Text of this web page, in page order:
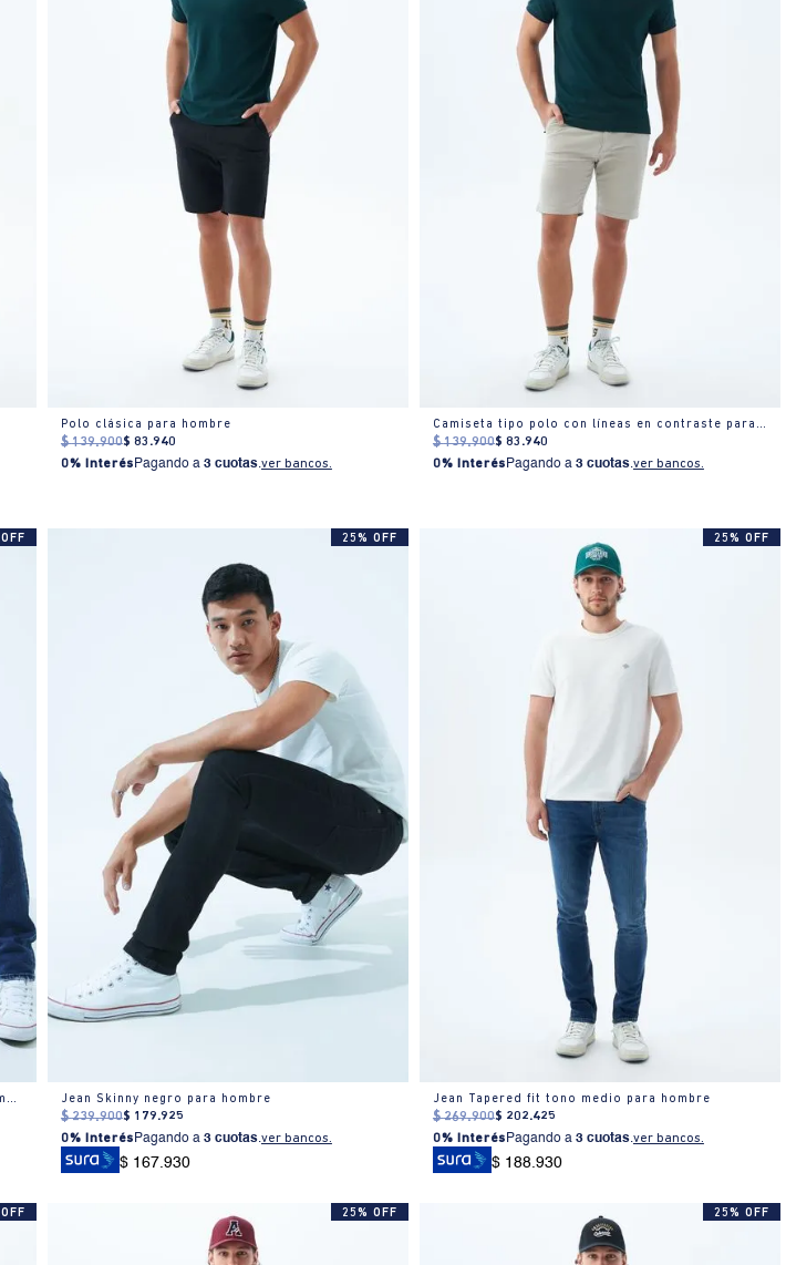
Polo clásica para hombre
$ 139.900$ 83 .940
0% Interés Pagando a 3 cuotas.ver bancos.
Camiseta tipo polo con líneas en contraste para hombre
$ 139.900$ 83 .940
0% Interés Pagando a 3 cuotas.ver bancos.
Jean Slim and Straight fit tono medio para hombre
25% OFF
Jean Skinny negro para hombre
$ 239.900$ 179.925
0% Interés Pagando a 3 cuotas.ver bancos.
$ 167.930
25% OFF
Jean Tapered fit tono medio para hombre
$ 269.900$ 202.425
0% Interés Pagando a 3 cuotas.ver bancos.
$ 188.930
25% OFF 25% OFF